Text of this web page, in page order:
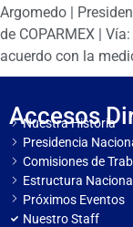
Argomedo |
de COPARMEX |
acuerdo con la
Accesos
Nuestra Historia
Presidencia
Comisiones de
Estructura Nacional
Próximos Eventos
Nuestro Staff